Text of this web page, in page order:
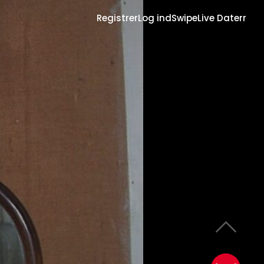
RegistrerLog indSwipeLive Daterr